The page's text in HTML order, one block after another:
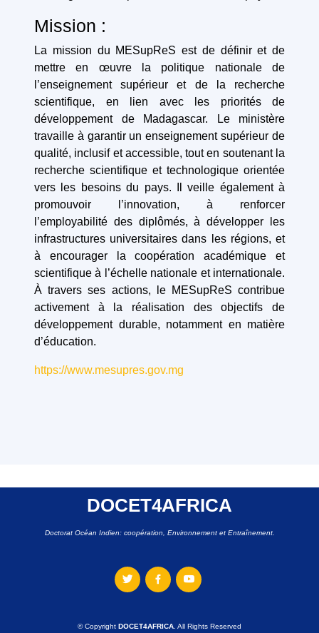
Mission :
La mission du MESupReS est de définir et de
mettre en œuvre la politique nationale de
l’enseignement supérieur et de la recherche
scientifique, en lien avec les priorités de
développement de Madagascar. Le ministère
travaille à garantir un enseignement supérieur de
qualité, inclusif et accessible, tout en soutenant la
recherche scientifique et technologique orientée
vers les besoins du pays. Il veille également à
promouvoir l’innovation, à renforcer
l’employabilité des diplômés, à développer les
infrastructures universitaires dans les régions, et
à encourager la coopération académique et
scientifique à l’échelle nationale et internationale.
À travers ses actions, le MESupReS contribue
activement à la réalisation des objectifs de
développement durable, notamment en matière
d’éducation.
https://www.mesupres.gov.mg
DOCET4AFRICA
Doctorat Océan Indien: coopération, Environnement et Entraînement.
© Copyright DOCET4AFRICA . All Rights Reserved